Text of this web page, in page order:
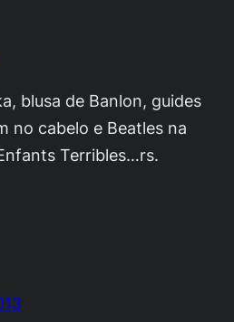
blusa de Banlon, guides
no cabelo e Beatles na
Terribles…rs.